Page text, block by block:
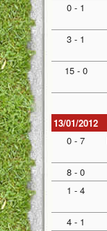
0 - 1
3 - 1
15 - 0
13/01/2012
0 - 7
8 - 0
1 - 4
4 - 1